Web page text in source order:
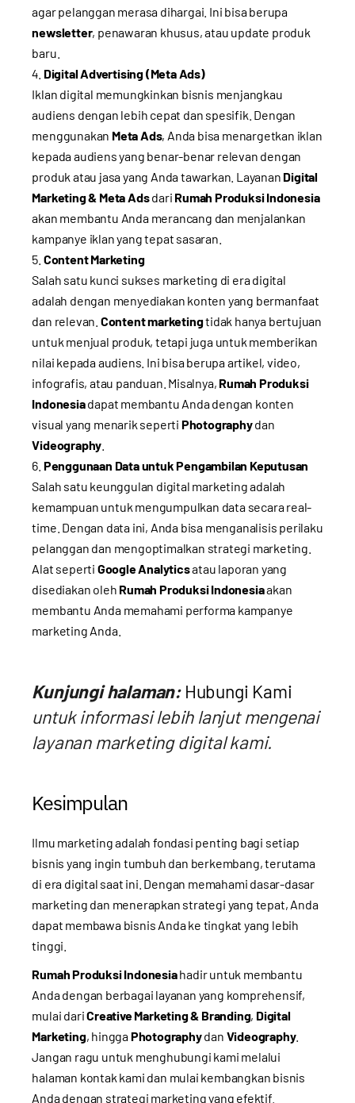
agar pelanggan merasa dihargai. Ini bisa berupa
newsletter, penawaran khusus, atau update produk
baru.
Digital Advertising (Meta Ads)
Iklan digital memungkinkan bisnis menjangkau
audiens dengan lebih cepat dan spesifik. Dengan
menggunakan Meta Ads, Anda bisa menargetkan iklan
kepada audiens yang benar-benar relevan dengan
produk atau jasa yang Anda tawarkan. Layanan Digital
Marketing & Meta Adsdari Rumah Produksi Indonesia
akan membantu Anda merancang dan menjalankan
kampanye iklan yang tepat sasaran.
Content Marketing
Salah satu kunci sukses marketing di era digital
adalah dengan menyediakan konten yang bermanfaat
dan relevan. Content marketingtidak hanya bertujuan
untuk menjual produk, tetapi juga untuk memberikan
nilai kepada audiens. Ini bisa berupa artikel, video,
infografis, atau panduan. Misalnya, Rumah Produksi
Indonesiadapat membantu Anda dengan konten
visual yang menarik seperti Photographydan
Videography
Penggunaan Data untuk Pengambilan Keputusan
Salah satu keunggulan digital marketing adalah
kemampuan untuk mengumpulkan data secara real-
time. Dengan data ini, Anda bisa menganalisis perilaku
pelanggan dan mengoptimalkan strategi marketing.
Alat seperti Google Analyticsatau laporan yang
disediakan oleh Rumah Produksi Indonesiaakan
membantu Anda memahami performa kampanye
marketing Anda.
Kunjungi halaman: Hubungi Kami
untuk informasi lebih lanjut mengenai
layanan marketing digital kami.
Kesimpulan
Ilmu marketing adalah fondasi penting bagi setiap
bisnis yang ingin tumbuh dan berkembang, terutama
di era digital saat ini. Dengan memahami dasar-dasar
marketing dan menerapkan strategi yang tepat, Anda
dapat membawa bisnis Anda ke tingkat yang lebih
tinggi.
Rumah Produksi Indonesiahadir untuk membantu
Anda dengan berbagai layanan yang komprehensif,
mulai dariCreative Marketing & Branding, Digital
Marketing, hinggaPhotographydan Videography.
Jangan ragu untuk menghubungi kami melalui
halaman kontak kami dan mulai kembangkan bisnis
Anda dengan strategi marketing yang efektif.